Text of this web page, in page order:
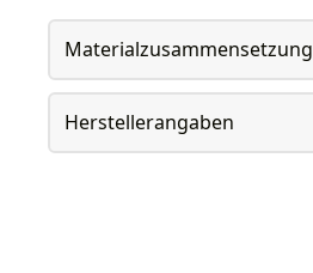
Materialzusammensetzung
Herstellerangaben